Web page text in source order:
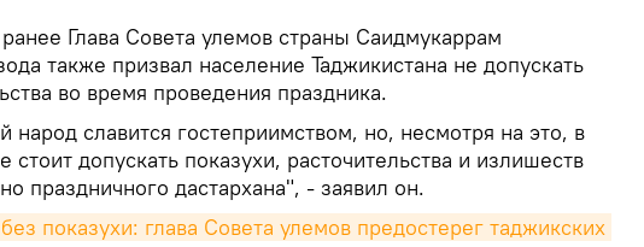
Глава Совета улемов страны Саидмукаррам
также призвал население Таджикистана не допускать
во время проведения праздника.
народ славится гостеприимством, но, несмотря на это, в
стоит допускать показухи, расточительства и излишеств
праздничного дастархана", - заявил он.
показухи: глава Совета улемов предостерег таджикских